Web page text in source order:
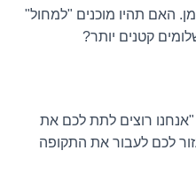
האם תהיו מוכנים "למחול"
קטנים יותר?
"אנחנו רוצים לתת לכם את
לכם לעבור את התקופה